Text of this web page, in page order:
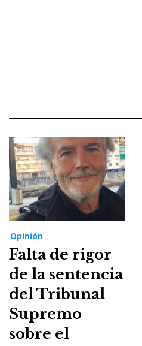
Opinión
Falta de rigor
de la sentencia
del Tribunal
Supremo
sobre el